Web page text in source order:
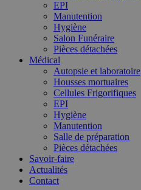
EPI
Manutention
Hygiène
Salon Funéraire
Pièces détachées
Médical
Autopsie et laboratoire
Housses mortuaires
Cellules Frigorifiques
EPI
Hygiène
Manutention
Salle de préparation
Pièces détachées
Savoir-faire
Actualités
Contact